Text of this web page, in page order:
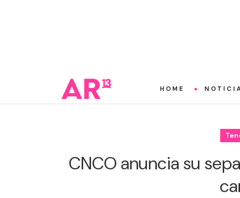
HOME
CNCO anuncia su